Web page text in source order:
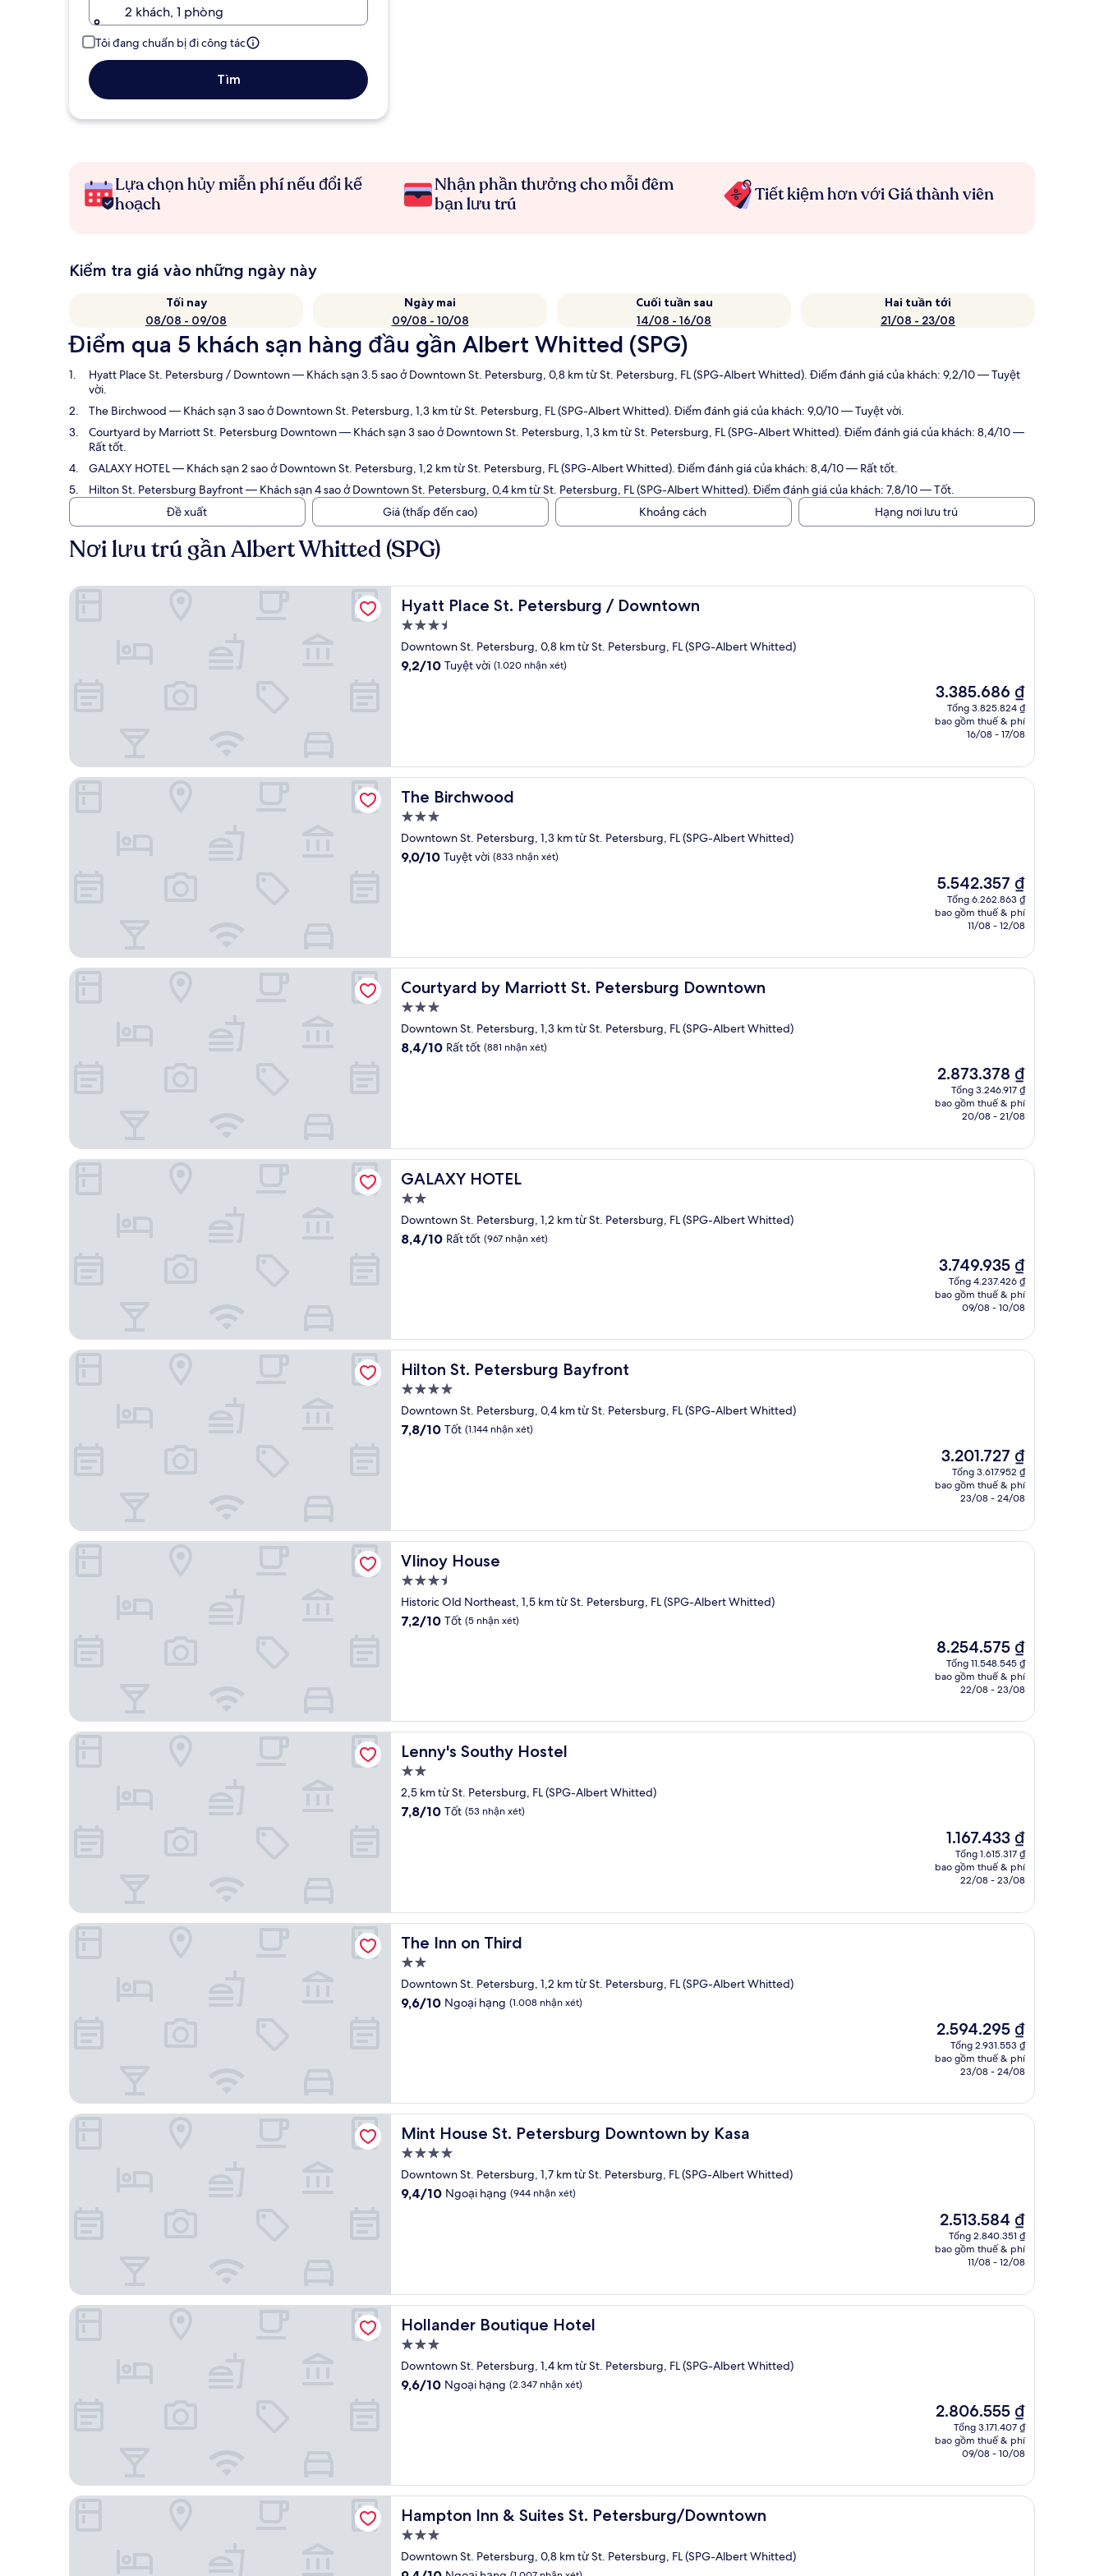
2 khách, 1 phòng
Tôi đang chuẩn bị đi công tác
Tìm
Lựa chọn hủy miễn phí nếu đổi kế
hoạch
Nhận phần thưởng cho mỗi đêm
bạn lưu trú
Tiết kiệm hơn với Giá thành viên
Kiểm tra giá vào những ngày này
Tối nay
08/08 - 09/08
Ngày mai
09/08 - 10/08
Cuối tuần sau
14/08 - 16/08
Hai tuần tới
21/08 - 23/08
Điểm qua 5 khách sạn hàng đầu gần Albert Whitted (SPG)
Hyatt Place St. Petersburg / Downtown— Khách sạn 3.5 sao ở Downtown St. Petersburg, 0,8 km từ St. Petersburg, FL (SPG-Albert Whitted). Điểm đánh giá của khách: 9,2/10 — Tuyệt
vời.
The Birchwood — Khách sạn 3 sao ở Downtown St. Petersburg, 1,3 km từ St. Petersburg, FL (SPG-Albert Whitted). Điểm đánh giá của khách: 9,0/10 — Tuyệt vời.
Courtyard by Marriott St. Petersburg Downtown— Khách sạn 3 sao ở Downtown St. Petersburg, 1,3 km từ St. Petersburg, FL (SPG-Albert Whitted). Điểm đánh giá của khách: 8,4/10 —
Rất tốt.
GALAXY HOTEL— Khách sạn 2 sao ở Downtown St. Petersburg, 1,2 km từ St. Petersburg, FL (SPG-Albert Whitted). Điểm đánh giá của khách: 8,4/10 — Rất tốt.
Hilton St. Petersburg Bayfront— Khách sạn 4 sao ở Downtown St. Petersburg, 0,4 km từ St. Petersburg, FL (SPG-Albert Whitted). Điểm đánh giá của khách: 7,8/10 — Tốt.
Đề xuất
Giá (thấp đến cao) Khoảng cách Hạng nơi lưu trú
Nơi lưu trú gần Albert Whitted (SPG)
Hyatt Place St. Petersburg / Downtown
Hyatt Place St. Petersburg / Downtown
Nơi
lưu
trú
Downtown St. Petersburg, 0,8 km từ St. Petersburg, FL (SPG-Albert Whitted)
9.2
xét)
9,2/10 Tuyệt vời (1.020 nhận xét)
Giá
hiện
tại
3.385.686 ₫
Tổng 3.825.824 ₫
bao gồm thuế & phí
16/08 - 17/08
Hyatt Place St. Petersburg / Downtown
The Birchwood
The Birchwood
Nơi
lưu
trú
3.0
Downtown St. Petersburg, 1,3 km từ St. Petersburg, FL (SPG-Albert Whitted)
9.0
xét)
9,0/10 Tuyệt vời (833 nhận xét)
Giá
hiện
tại
5.542.357 ₫
Tổng 6.262.863 ₫
bao gồm thuế & phí
11/08 - 12/08
The Birchwood
Courtyard by Marriott St. Petersburg Downtown
Courtyard by Marriott St. Petersburg Downtown
Nơi
lưu
trú
Downtown St. Petersburg, 1,3 km từ St. Petersburg, FL (SPG-Albert Whitted)
8.4
xét)
8,4/10 Rất tốt (881 nhận xét)
Giá
hiện
tại
2.873.378 ₫
Tổng 3.246.917 ₫
bao gồm thuế & phí
20/08 - 21/08
Courtyard by Marriott St. Petersburg Downtown
GALAXY HOTEL
GALAXY HOTEL
Nơi
lưu
trú
2.0
Downtown St. Petersburg, 1,2 km từ St. Petersburg, FL (SPG-Albert Whitted)
8.4
xét)
8,4/10 Rất tốt (967 nhận xét)
Giá
hiện
tại
3.749.935 ₫
Tổng 4.237.426 ₫
bao gồm thuế & phí
09/08 - 10/08
GALAXY HOTEL
Hilton St. Petersburg Bayfront
Hilton St. Petersburg Bayfront
Nơi
lưu
trú
Downtown St. Petersburg, 0,4 km từ St. Petersburg, FL (SPG-Albert Whitted)
7.8
7,8/10 Tốt (1.144 nhận xét)
Giá
hiện
tại
3.201.727 ₫
Tổng 3.617.952 ₫
bao gồm thuế & phí
23/08 - 24/08
Hilton St. Petersburg Bayfront
VIinoy House
VIinoy House
Nơi
lưu
trú
3.5
Historic Old Northeast, 1,5 km từ St. Petersburg, FL (SPG-Albert Whitted)
7.2
7,2/10 Tốt (5 nhận xét)
Giá
hiện
tại
8.254.575 ₫
Tổng 11.548.545 ₫
bao gồm thuế & phí
22/08 - 23/08
VIinoy House
Lenny's Southy Hostel
Lenny's Southy Hostel
Nơi
lưu
trú
2,5 km từ St. Petersburg, FL (SPG-Albert Whitted)
7.8
7,8/10 Tốt (53 nhận xét)
Giá
hiện
tại
1.167.433 ₫
Tổng 1.615.317 ₫
bao gồm thuế & phí
22/08 - 23/08
Lenny's Southy Hostel
The Inn on Third
The Inn on Third
Nơi
lưu
trú
2.0
Downtown St. Petersburg, 1,2 km từ St. Petersburg, FL (SPG-Albert Whitted)
9.6
xét)
9,6/10 Ngoại hạng (1.008 nhận xét)
Giá
hiện
tại
2.594.295 ₫
Tổng 2.931.553 ₫
bao gồm thuế & phí
23/08 - 24/08
The Inn on Third
Mint House St. Petersburg Downtown by Kasa
Mint House St. Petersburg Downtown by Kasa
Nơi
lưu
trú
Downtown St. Petersburg, 1,7 km từ St. Petersburg, FL (SPG-Albert Whitted)
9.4
xét)
9,4/10 Ngoại hạng (944 nhận xét)
Giá
hiện
tại
2.513.584 ₫
Tổng 2.840.351 ₫
bao gồm thuế & phí
11/08 - 12/08
Mint House St. Petersburg Downtown by Kasa
Hollander Boutique Hotel
Hollander Boutique Hotel
Nơi
lưu
trú
3.0
Downtown St. Petersburg, 1,4 km từ St. Petersburg, FL (SPG-Albert Whitted)
9.6
xét)
9,6/10 Ngoại hạng (2.347 nhận xét)
Giá
hiện
tại
2.806.555 ₫
Tổng 3.171.407 ₫
bao gồm thuế & phí
09/08 - 10/08
Hollander Boutique Hotel
Hampton Inn & Suites St. Petersburg/Downtown
Hampton Inn & Suites St. Petersburg/Downtown
Nơi
lưu
trú
Downtown St. Petersburg, 0,8 km từ St. Petersburg, FL (SPG-Albert Whitted)
Hampton Inn & Suites St. Petersburg/Downtown